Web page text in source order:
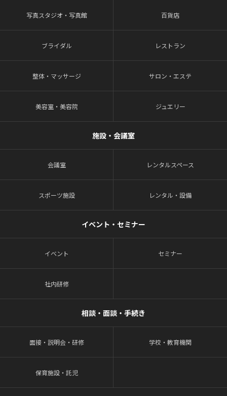
写真スタジオ・写真館 百貨店
ブライダル レストラン
整体・マッサージ サロン・エステ
美容室・美容院 ジュエリー
施設・会議室
会議室 レンタルスペース
スポーツ施設 レンタル・設備
イベント・セミナー
イベント セミナー
社内研修
相談・面談・手続き
面接・説明会・研修 学校・教育機関
保育施設・託児